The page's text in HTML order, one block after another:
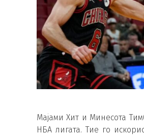
Мајами Хит и Минесота
НБА лигата. Тие го